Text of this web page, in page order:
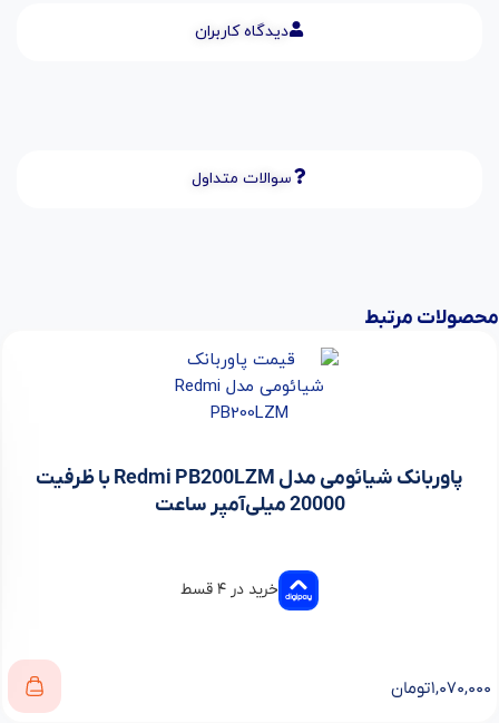
دیدگاه کاربران
سوالات متداول
محصولات مرتبط
پاوربانک شیائومی مدل Redmi PB200LZM با ظرفیت
20000 میلی‌آمپر ساعت
خرید در ۴ قسط
۱,۰۷۰,۰۰۰تومان